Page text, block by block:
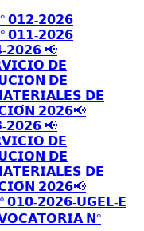
𝟬𝟭𝟮-𝟮𝟬𝟮𝟲
𝟬𝟭𝟭-𝟮𝟬𝟮𝟲
📢
𝗗𝗘
𝗗𝗘
𝗗𝗘
𝟮𝟬𝟮𝟲📢
📢
𝗗𝗘
𝗗𝗘
𝗗𝗘
𝟮𝟬𝟮𝟲📢
𝟮𝟬𝟮𝟲-𝗨𝗚𝗘𝗟-𝗘
𝗡°